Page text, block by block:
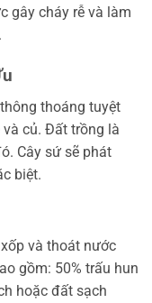
gây cháy rễ và làm
thoáng tuyệt
củ. Đất trồng là
Cây sứ sẽ phát
biệt.
và thoát nước
gồm: 50% trấu hun
hoặc đất sạch